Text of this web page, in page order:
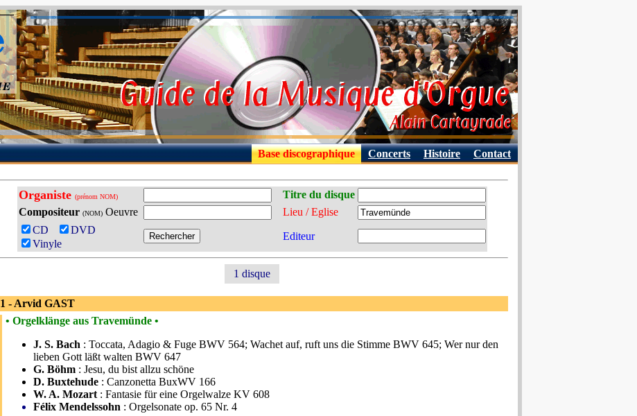
Base discographique Concerts Histoire Contact
Organiste (prénom NOM)
Titre du disque
Compositeur (NOM)Oeuvre
Lieu / Eglise
CD
DVD
Vinyle
Editeur
1 disque
1 - Arvid GAST
• Orgelklänge aus Travemünde •
J. S. Bach : Toccata, Adagio & Fuge BWV 564; Wachet auf, ruft uns die Stimme BWV 645; Wer nur den
lieben Gott läßt walten BWV 647
G. Böhm : Jesu, du bist allzu schöne
D. Buxtehude : Canzonetta BuxWV 166
W. A. Mozart : Fantasie für eine Orgelwalze KV 608
Félix Mendelssohn : Orgelsonate op. 65 Nr. 4